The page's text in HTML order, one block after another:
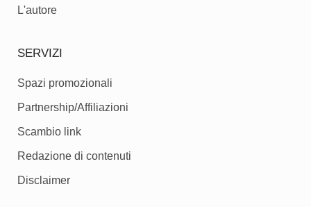
L'autore
SERVIZI
Spazi promozionali
Partnership/Affiliazioni
Scambio link
Redazione di contenuti
Disclaimer